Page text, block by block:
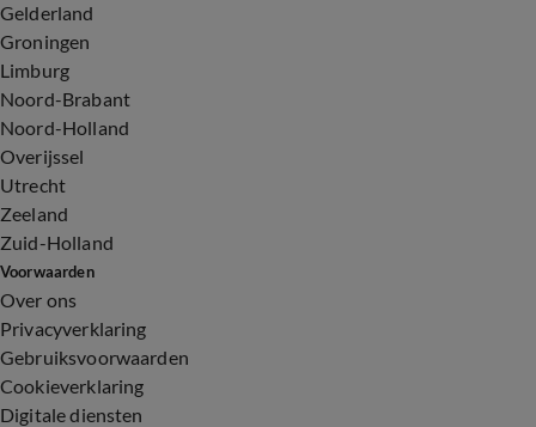
Gelderland
Groningen
Limburg
Noord-Brabant
Noord-Holland
Overijssel
Utrecht
Zeeland
Zuid-Holland
Voorwaarden
Over ons
Privacyverklaring
Gebruiksvoorwaarden
Cookieverklaring
Digitale diensten